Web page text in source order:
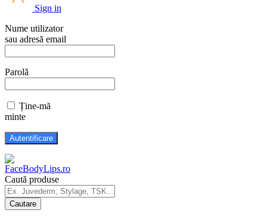
Sign in
Nume utilizator
sau adresă email
Parolă
Ține-mă
minte
Caută produse